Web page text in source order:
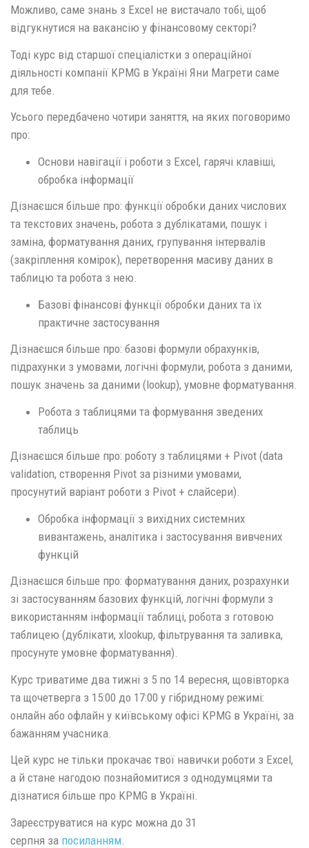
Можливо, саме знань з Excel не вистачало тобі, щоб
відгукнутися на вакансію у фінансовому секторі?
Тоді курс від старшої спеціалістки з операційної
діяльності компанії KPMG в Україні Яни Магрети саме
для тебе.
Усього передбачено чотири заняття, на яких поговоримо
про:
Основи навігації і роботи з Excel, гарячі клавіші,
обробка інформації
Дізнаєшся більше про: функції обробки даних числових
та текстових значень, робота з дублікатами, пошук і
заміна, форматування даних, групування інтервалів
(закріплення комірок), перетворення масиву даних в
таблицю та робота з нею.
Базові фінансові функції обробки даних та їх
практичне застосування
Дізнаєшся більше про: базові формули обрахунків,
підрахунки з умовами, логічні формули, робота з даними,
пошук значень за даними (lookup), умовне форматування.
Робота з таблицями та формування зведених
таблиць
Дізнаєшся більше про: роботу з таблицями + Pivot (data
validation, створення Pivot за різними умовами,
просунутий варіант роботи з Pivot + слайсери).
Обробка інформації з вихідних системних
вивантажень, аналітика і застосування вивчених
функцій
Дізнаєшся більше про: форматування даних, розрахунки
зі застосуванням базових функцій, логічні формули з
використанням інформації таблиці, робота з готовою
таблицею (дублікати, xlookup, фільтрування та заливка,
просунуте умовне форматування).
Курс триватиме два тижні з 5 по 14 вересня, щовівторка
та щочетверга з 15:00 до 17:00 у гібридному режимі:
онлайн або офлайн у київському офісі KPMG в Україні, за
бажанням учасника.
Цей курс не тільки прокачає твої навички роботи з Excel,
а й стане нагодою познайомитися з однодумцями та
дізнатися більше про KPMG в Україні.
Зареєструватися на курс можна до 31
серпня за посиланням